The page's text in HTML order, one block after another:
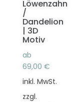
auf
der
gewählt
Löwenzahn
/
Dandelion
| 3D
Motiv
ab
69,00 €
inkl. MwSt.
zzgl.